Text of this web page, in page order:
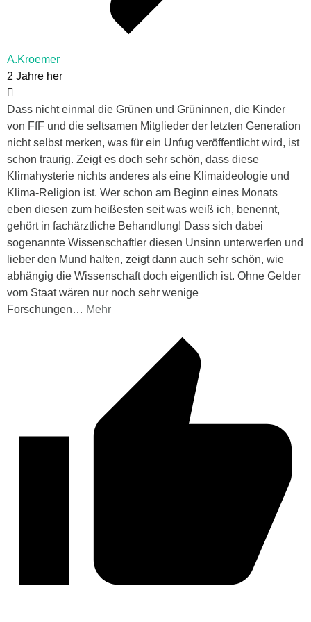
A.Kroemer
2 Jahre her
Dass nicht einmal die Grünen und Grüninnen, die Kinder
von FfF und die seltsamen Mitglieder der letzten Generation
nicht selbst merken, was für ein Unfug veröffentlicht wird, ist
schon traurig. Zeigt es doch sehr schön, dass diese
Klimahysterie nichts anderes als eine Klimaideologie und
Klima-Religion ist. Wer schon am Beginn eines Monats
eben diesen zum heißesten seit was weiß ich, benennt,
gehört in fachärztliche Behandlung! Dass sich dabei
sogenannte Wissenschaftler diesen Unsinn unterwerfen und
lieber den Mund halten, zeigt dann auch sehr schön, wie
abhängig die Wissenschaft doch eigentlich ist. Ohne Gelder
vom Staat wären nur noch sehr wenige
Forschungen… Mehr